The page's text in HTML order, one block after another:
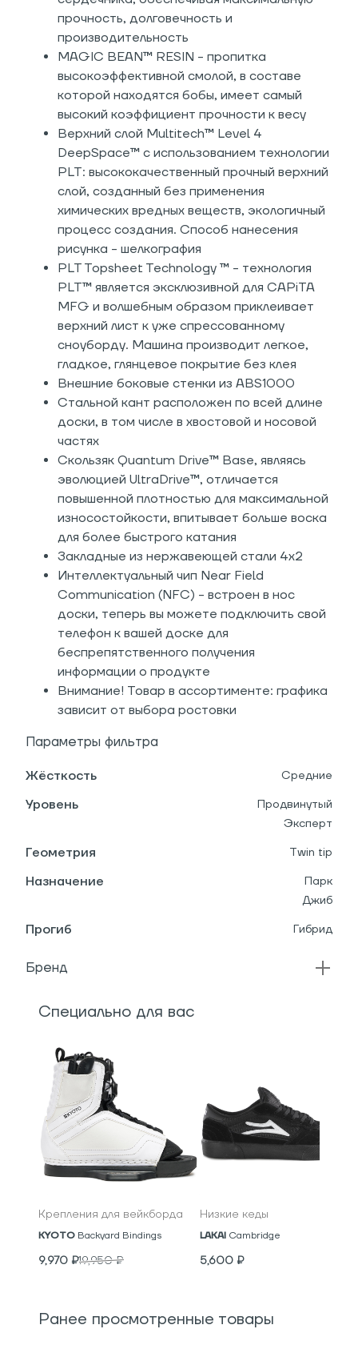
прочность, долговечность и
производительность
MAGIC BEAN™ RESIN - пропитка
высокоэффективной смолой, в составе
которой находятся бобы, имеет самый
высокий коэффициент прочности к весу
Верхний слой Multitech™ Level 4
DeepSpace™ с использованием технологии
PLT: высококачественный прочный верхний
слой, созданный без применения
химических вредных веществ, экологичный
процесс создания. Способ нанесения
рисунка - шелкография
PLT Topsheet Technology ™ - технология
PLT™ является эксклюзивной для CAPiTA
MFG и волшебным образом приклеивает
верхний лист к уже спрессованному
сноуборду. Машина производит легкое,
гладкое, глянцевое покрытие без клея
Внешние боковые стенки из ABS1000
Стальной кант расположен по всей длине
доски, в том числе в хвостовой и носовой
частях
Скользяк Quantum Drive™ Base, являясь
эволюцией UltraDrive™, отличается
повышенной плотностью для максимальной
износостойкости, впитывает больше воска
для более быстрого катания
Закладные из нержавеющей стали 4х2
Интеллектуальный чип Near Field
Communication (NFC) - встроен в нос
доски, теперь вы можете подключить свой
телефон к вашей доске для
беспрепятственного получения
информации о продукте
Внимание! Товар в ассортименте: графика
зависит от выбора ростовки
Параметры фильтра
Жёсткость Средние
Уровень
Продвинутый
Эксперт
Геометрия Twin tip
Назначение
Парк
Джиб
Прогиб Гибрид
Бренд
Специально для вас
Крепления для вейкборда
KYOTO Backyard Bindings
9,970 ₽19,950₽
Низкие кеды
LAKAI Cambridge
5,600 ₽
Ранее просмотренные товары